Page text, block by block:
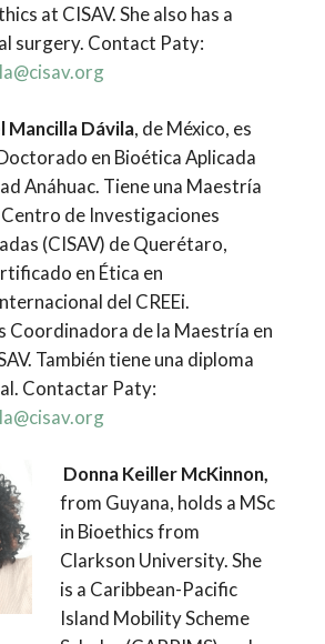
at CISAV. She also has a
surgery. Contact Paty:
Mancilla Dávila, de México, es
en Bioética Aplicada
Anáhuac. Tiene una Maestría
de Investigaciones
(CISAV) de Querétaro,
en Ética en
del CREEi.
Coordinadora de la Maestría en
También tiene una diploma
Contactar Paty:
Donna Keiller McKinnon,
from Guyana, holds a MSc
in Bioethics from
Clarkson University. She
is a Caribbean-Pacific
Island Mobility Scheme